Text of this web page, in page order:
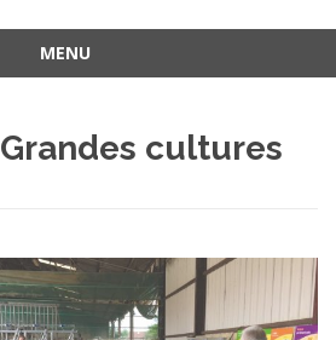
MENU
Grandes cultures